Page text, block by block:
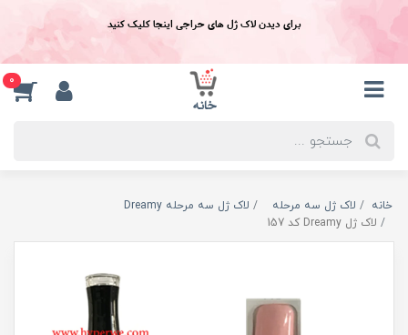
برای دیدن لاک ژل های حراجی اینجا کلیک کنید
0
خانه لاک ژل سه مرحله
لاک ژل سه مرحله Dreamy
لاک ژل Dreamy کد 157